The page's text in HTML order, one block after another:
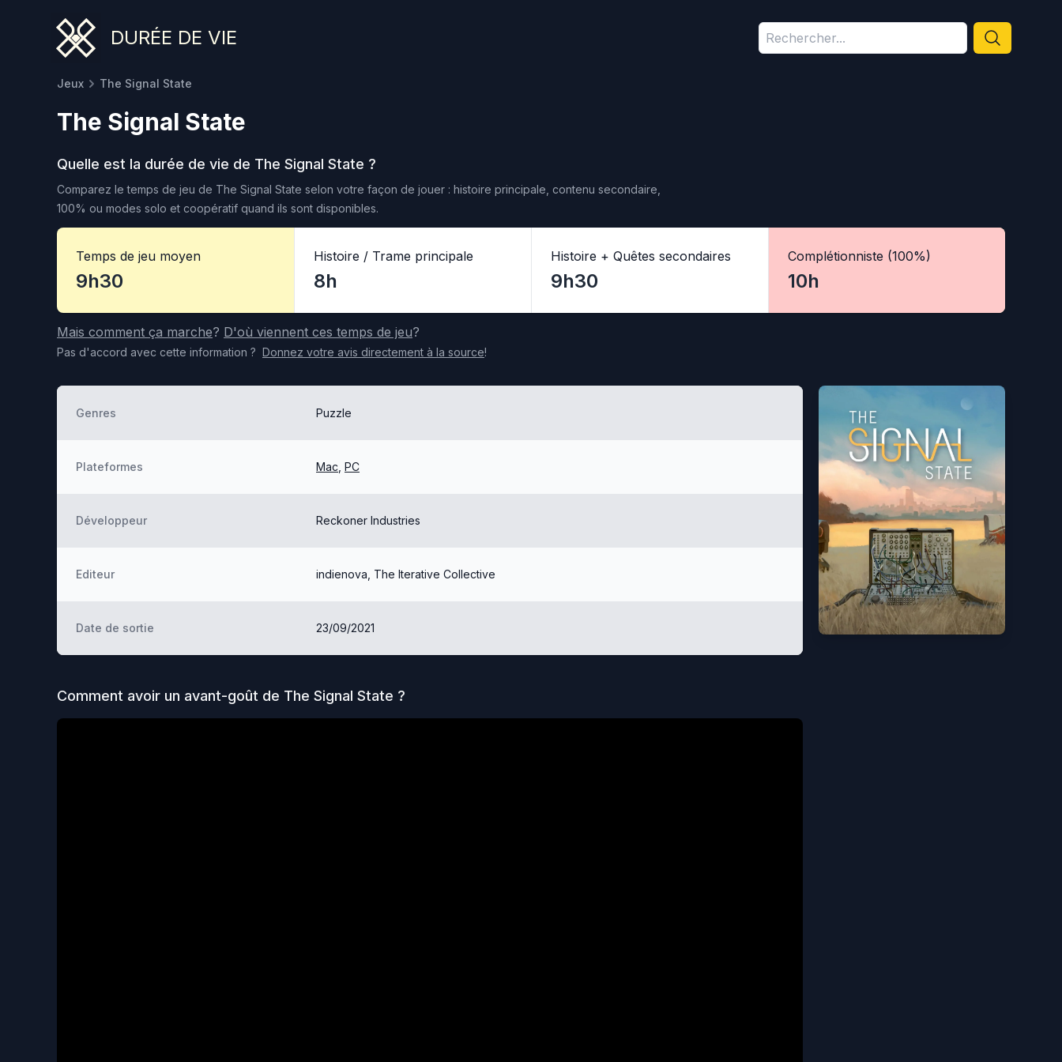
DURÉE DE VIE
Jeux The Signal State
The Signal State
Quelle est la durée de vie de The Signal State ?
Comparez le temps de jeu de The Signal State selon votre façon de jouer : histoire principale, contenu secondaire,
100% ou modes solo et coopératif quand ils sont disponibles.
Temps de jeu moyen
9h30
Histoire / Trame principale
8h
Histoire + Quêtes secondaires
9h30
Complétionniste (100%)
10h
Mais comment ça marche? D'où viennent ces temps de jeu?
Pas d'accord avec cette information ? Donnez votre avis directement à la source!
Genres Puzzle
Plateformes Mac PC
Développeur Reckoner Industries
Editeur indienova, The Iterative Collective
Date de sortie 23/09/2021
Comment avoir un avant-goût de The Signal State ?